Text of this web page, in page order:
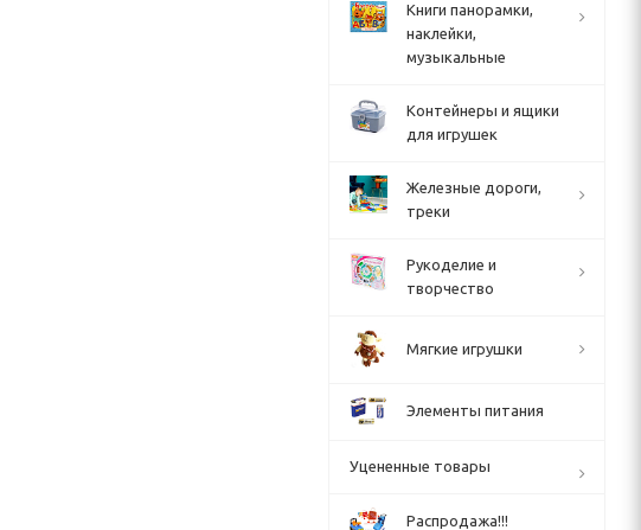
Книги панорамки,
наклейки,
музыкальные
Контейнеры и ящики
для игрушек
Железные дороги,
треки
Рукоделие и
творчество
Мягкие игрушки
Элементы питания
Уцененные товары
Распродажа!!!